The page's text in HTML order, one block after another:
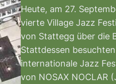
Heute, am 27.
vierte Village Jazz
von Stattegg über die
Stattdessen
internationale Jazz
von NOSAX NOCLAR